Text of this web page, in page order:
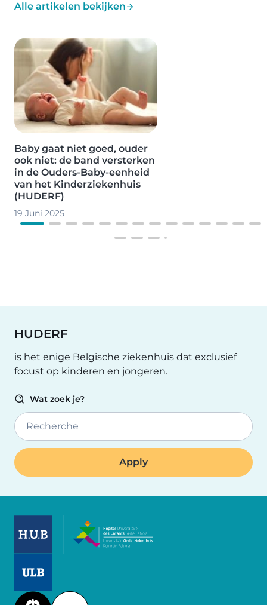
Alle artikelen bekijken
Image
Baby gaat niet goed, ouder
ook niet: de band versterken
in de Ouders-Baby-eenheid
van het Kinderziekenhuis
(HUDERF)
19 Juni 2025
HUDERF
is het enige Belgische ziekenhuis dat exclusief
focust op kinderen en jongeren.
Wat zoek je?
Recherche
Image